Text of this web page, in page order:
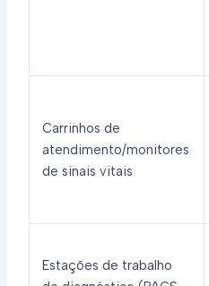
Carrinhos de
atendimento/monitores
de sinais vitais
Estações de trabalho